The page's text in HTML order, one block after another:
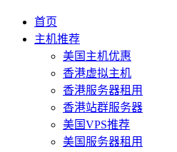
首页
主机推荐
美国主机优惠
香港虚拟主机
香港服务器租用
香港站群服务器
美国VPS推荐
美国服务器租用